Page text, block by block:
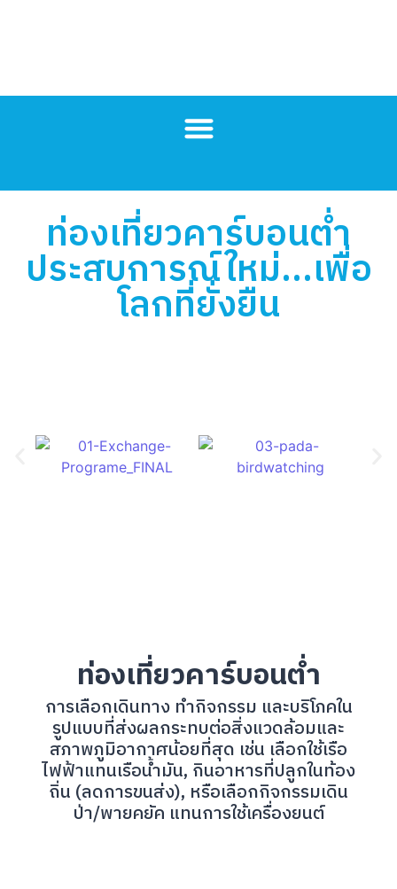
ท่องเที่ยวคาร์บอนต่ำ
ประสบการณ์ใหม่...เพื่อ
โลกที่ยั่งยืน
ท่องเที่ยวคาร์บอนต่ำ
การเลือกเดินทาง ทำกิจกรรม และบริโภคใน
รูปแบบที่ส่งผลกระทบต่อสิ่งแวดล้อมและ
สภาพภูมิอากาศน้อยที่สุด เช่น เลือกใช้เรือ
ไฟฟ้าแทนเรือน้ำมัน, กินอาหารที่ปลูกในท้อง
ถิ่น (ลดการขนส่ง), หรือเลือกกิจกรรมเดิน
ป่า/พายคยัค แทนการใช้เครื่องยนต์